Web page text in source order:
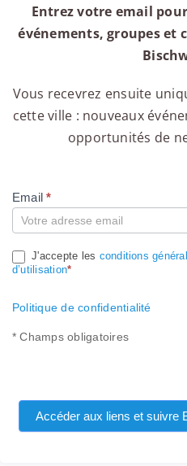
Entrez votre email
événements, groupes et
Vous recevrez ensuite
cette ville : nouveaux
opportunités de
Compte
Email*
J'accepte les conditions
d’utilisation*
Politique de confidentialité
* Champs obligatoires
Accéder aux liens et suivre